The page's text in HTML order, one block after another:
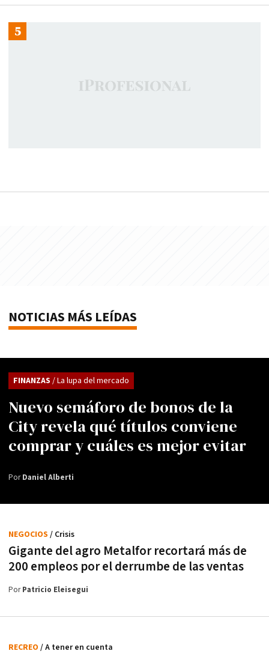
NOTICIAS MÁS LEÍDAS
Nuevo semáforo de bonos de la
City revela qué títulos conviene
comprar y cuáles es mejor evitar
FINANZAS / La lupa del mercado
PorDaniel Alberti
Gigante del agro Metalfor recortará más de
200 empleos por el derrumbe de las ventas
NEGOCIOS / Crisis
PorPatricio Eleisegui
RECREO / A tener en cuenta